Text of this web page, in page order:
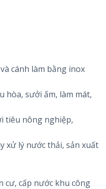
cánh làm bằng inox
hòa, sưởi ấm, làm mát,
tiêu nông nghiệp,
xử lý nước thải, sản xuất
cư, cấp nước khu công